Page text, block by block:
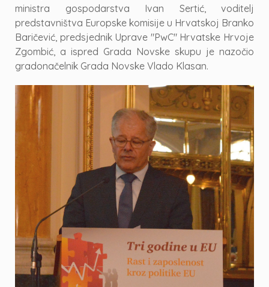
ministra gospodarstva Ivan Sertić, voditelj
predstavništva Europske komisije u Hrvatskoj Branko
Baričević, predsjednik Uprave "PwC" Hrvatske Hrvoje
Zgombić, a ispred Grada Novske skupu je nazočio
gradonačelnik Grada Novske Vlado Klasan.